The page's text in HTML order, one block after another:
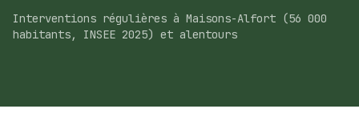
09 80 80 33 56
Interventions régulières à Maisons-Alfort (56 000
habitants, INSEE 2025) et alentours